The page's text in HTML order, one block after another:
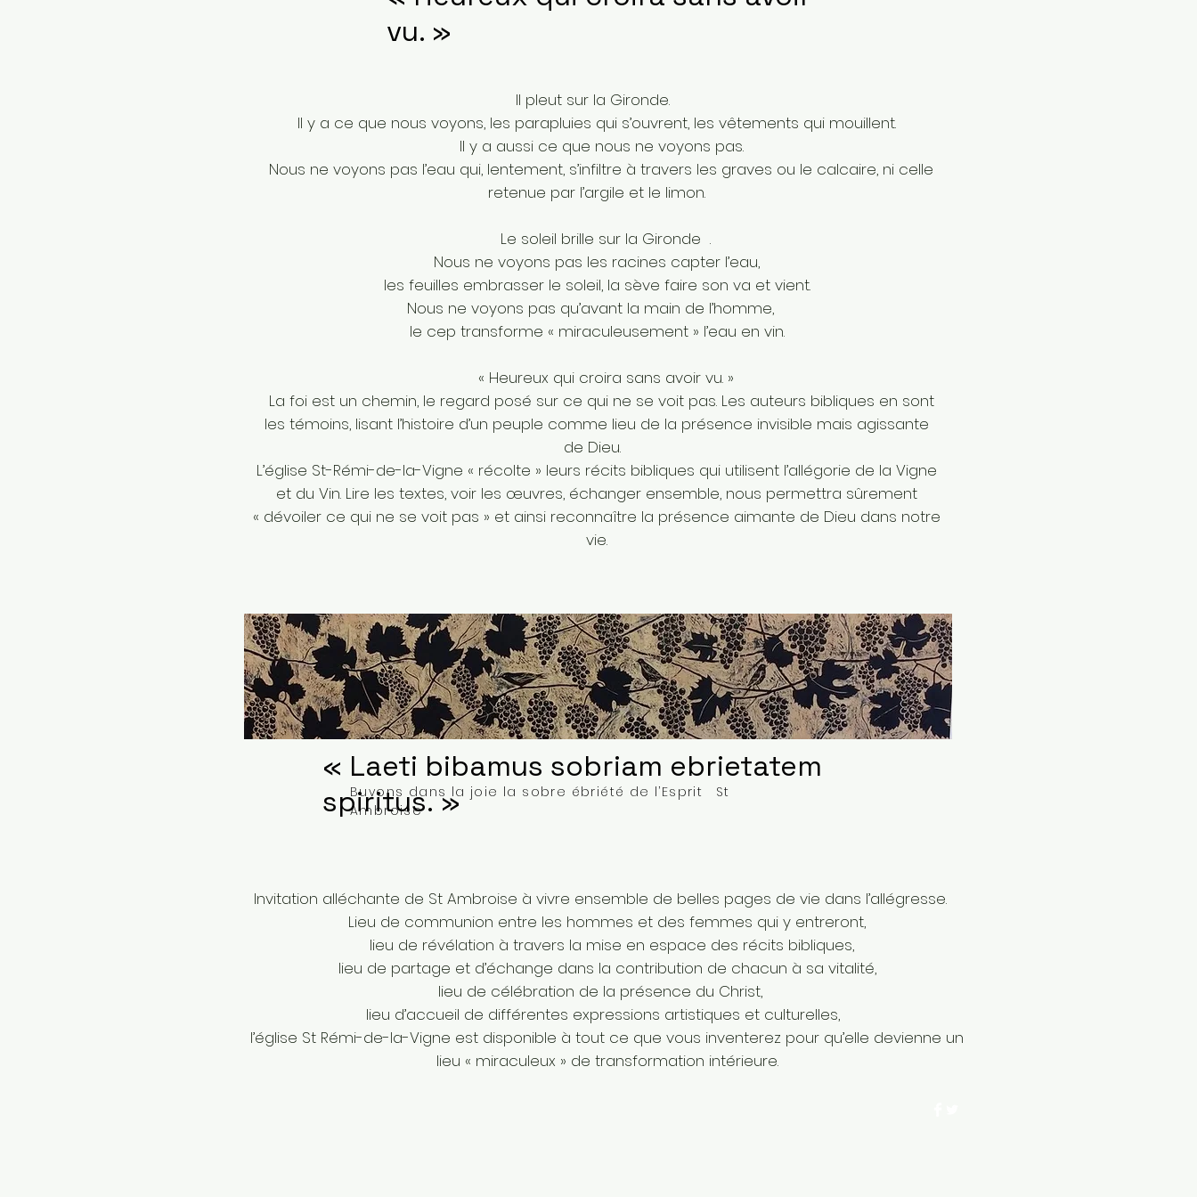
vu. »
Il pleut sur la Gironde.
Il y a ce que nous voyons, les parapluies qui s’ouvrent, les vêtements qui mouillent.
Il y a aussi ce que nous ne voyons pas.
Nous ne voyons pas l’eau qui, lentement, s’infiltre à travers les graves ou le calcaire, ni celle
retenue par l’argile et le limon.
Le soleil brille sur la Gironde .
Nous ne voyons pas les racines capter l’eau,
les feuilles embrasser le soleil, la sève faire son va et vient.
Nous ne voyons pas qu’avant la main de l’homme,
le cep transforme « miraculeusement » l’eau en vin.
« Heureux qui croira sans avoir vu. »
La foi est un chemin, le regard posé sur ce qui ne se voit pas. Les auteurs bibliques en sont
les témoins, lisant l’histoire d’un peuple comme lieu de la présence invisible mais agissante
de Dieu.
L’église St-Rémi-de-la-Vigne « récolte » leurs récits bibliques qui utilisent l’allégorie de la Vigne
et du Vin. Lire les textes, voir les œuvres, échanger ensemble, nous permettra sûrement
« dévoiler ce qui ne se voit pas » et ainsi reconnaître la présence aimante de Dieu dans notre
vie.
« Laeti bibamus sobriam ebrietatem
spiritus. »
Invitation alléchante de St Ambroise à vivre ensemble de belles pages de vie dans l’allégresse.
Lieu de communion entre les hommes et des femmes qui y entreront,
lieu de révélation à travers la mise en espace des récits bibliques,
lieu de partage et d’échange dans la contribution de chacun à sa vitalité,
lieu de célébration de la présence du Christ,
lieu d’accueil de différentes expressions artistiques et culturelles,
l’église St Rémi-de-la-Vigne est disponible à tout ce que vous inventerez pour qu’elle devienne un
lieu « miraculeux » de transformation intérieure.
Buvons dans la joie la sobre ébriété de l’Esprit St
Ambroise